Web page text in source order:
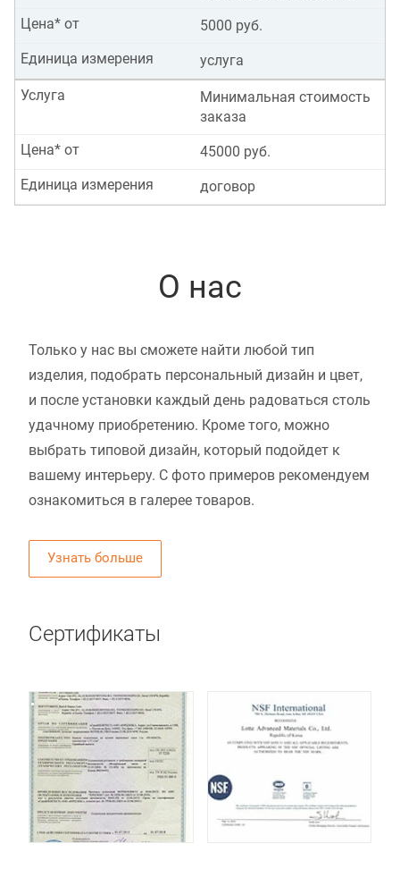
5000 руб.
Цена* от
услуга
Единица измерения
Минимальная стоимость
заказа
Услуга
45000 руб.
Цена* от
договор
Единица измерения
О нас
Только у нас вы сможете найти любой тип
изделия, подобрать персональный дизайн и цвет,
и после установки каждый день радоваться столь
удачному приобретению. Кроме того, можно
выбрать типовой дизайн, который подойдет к
вашему интерьеру. С фото примеров рекомендуем
ознакомиться в галерее товаров.
Узнать больше
Сертификаты